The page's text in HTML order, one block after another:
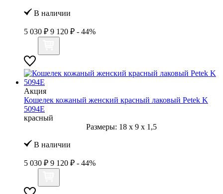
В наличии
5 030 ₽ 9 120 ₽ - 44%
Акция
Кошелек кожаный женский красный лаковый Petek K
5094Е
красный
Размеры: 18 x 9 x 1,5
В наличии
5 030 ₽ 9 120 ₽ - 44%